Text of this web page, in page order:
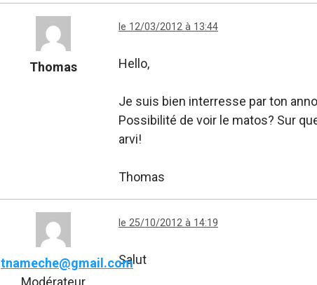
Thomas
le 12/03/2012 à 13:44
Hello,
Je suis bien interresse par ton
Possibilité de voir le matos? Sur
arvi!
Thomas
tnameche@gmail.com
Modérateur
le 25/10/2012 à 14:19
Salut